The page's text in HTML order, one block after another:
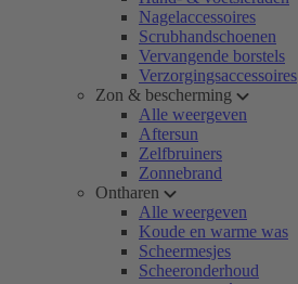
Nagelaccessoires
Scrubhandschoenen
Vervangende borstels
Verzorgingsaccessoires
Zon & bescherming
Alle weergeven
Aftersun
Zelfbruiners
Zonnebrand
Ontharen
Alle weergeven
Koude en warme was
Scheermesjes
Scheeronderhoud